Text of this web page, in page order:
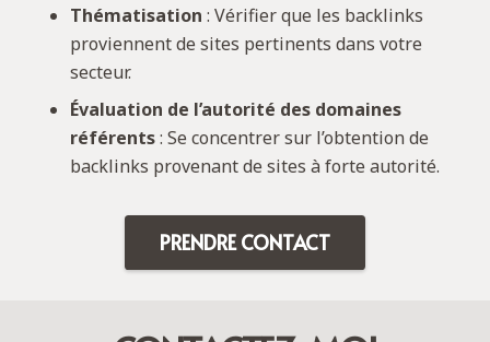
Thématisation : Vérifier que les backlinks
proviennent de sites pertinents dans votre
secteur.
Évaluation de l’autorité des domaines
référents: Se concentrer sur l’obtention de
backlinks provenant de sites à forte autorité.
PRENDRE CONTACT